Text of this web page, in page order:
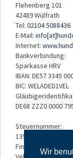
Wir
Flehenberg 101
42489 Wülfrath
Tel: 02104 5088436
E-Mail:
Internet:
Bankverbindung:
Sparkasse HRV
IBAN: DE57 3345
BIC: WELADED1VEL
DE68 ZZZ0 0000
Steuernummer:
139/5234/3050
Finanzamt: